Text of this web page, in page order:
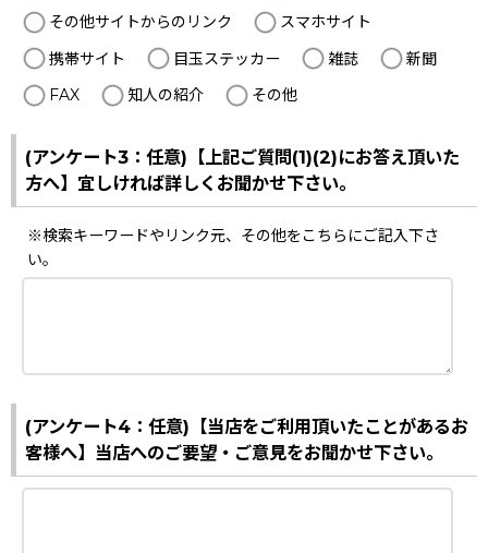
その他サイトからのリンク
スマホサイト
携帯サイト
目玉ステッカー 雑誌
新聞
FAX
知人の紹介 その他
(アンケート3：任意)【上記ご質問(1)(2)にお答え頂いた
方へ】宜しければ詳しくお聞かせ下さい。
※検索キーワードやリンク元、その他をこちらにご記入下さ
い。
(アンケート4：任意)【当店をご利用頂いたことがあるお
客様へ】当店へのご要望・ご意見をお聞かせ下さい。